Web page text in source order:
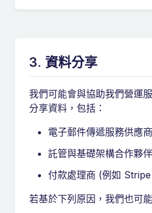
3. 資料分享
我們可能會與協助我們營運
分享資料，包括：
電子郵件傳遞服務供應商
託管與基礎架構合作夥伴
付款處理商 (例如
若基於下列原因，我們也可